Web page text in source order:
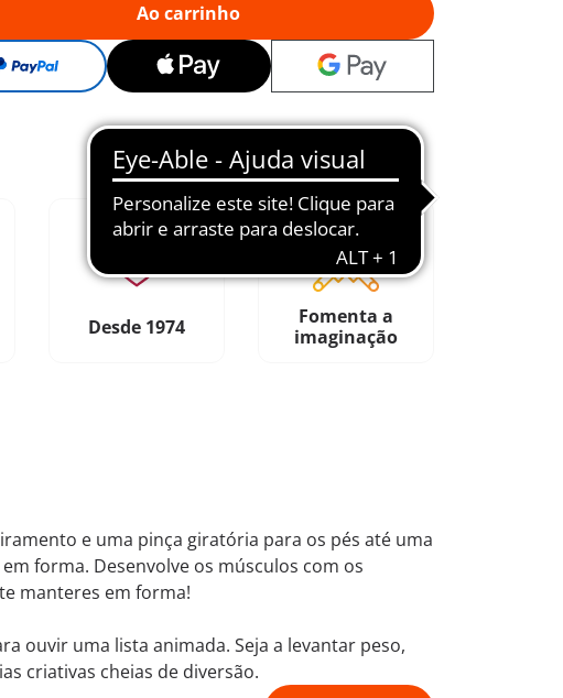
Ao carrinho
Desde 1974
Fomenta a
imaginação
e uma pinça giratória para os pés até uma
forma. Desenvolve os músculos com os
manteres em forma!
ouvir uma lista animada. Seja a levantar peso,
criativas cheias de diversão.